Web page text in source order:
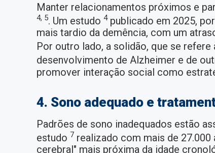
Manter relacionamentos próximos e
4, 5. Um estudo 4publicado em 2025,
mais tardio da demência, com um
Por outro lado, a solidão, que se
desenvolvimento de Alzheimer e de
promover interação social como
4. Sono adequado e
Padrões de sono inadequados estão
estudo 7 realizado com mais de
cerebral" mais próxima da idade